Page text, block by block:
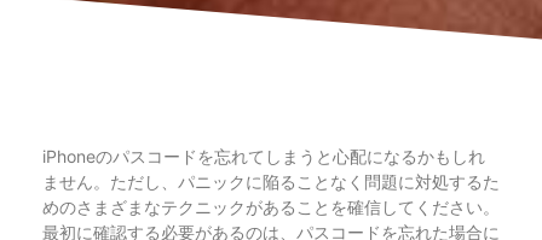
iPhoneのパスコードを忘れてしまうと心配になるかもしれ
ません。ただし、パニックに陥ることなく問題に対処するた
めのさまざまなテクニックがあることを確信してください。
最初に確認する必要があるのは、パスコードを忘れた場合に